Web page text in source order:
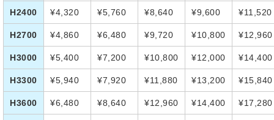
H2400 ¥4,320 ¥5,760 ¥8,640 ¥9,600 ¥11,520
H2700 ¥4,860 ¥6,480 ¥9,720 ¥10,800 ¥12,960
H3000 ¥5,400 ¥7,200 ¥10,800 ¥12,000 ¥14,400
H3300 ¥5,940 ¥7,920 ¥11,880 ¥13,200 ¥15,840
H3600 ¥6,480 ¥8,640 ¥12,960 ¥14,400 ¥17,280